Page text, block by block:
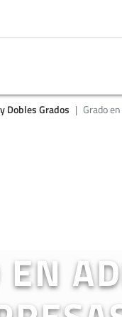
Dobles Grados Grado
EN